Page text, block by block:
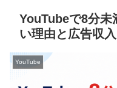
YouTubeで8分未
い理由と広告収
YouTube